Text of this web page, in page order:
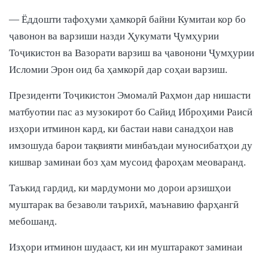
— Ёддошти тафоҳуми ҳамкорӣ байни Кумитаи кор бо
ҷавонон ва варзиши назди Ҳукумати Ҷумҳурии
Тоҷикистон ва Вазорати варзиш ва ҷавонони Ҷумҳурии
Исломии Эрон оид ба ҳамкорӣ дар соҳаи варзиш.
Президенти Тоҷикистон Эмомалӣ Раҳмон дар нишасти
матбуотии пас аз музокирот бо Сайид Иброҳими Раисӣ
изҳори итминон кард, ки бастаи нави санадҳои нав
имзошуда барои тақвияти минбаъдаи муносибатҳои ду
кишвар заминаи боз ҳам мусоид фароҳам меоваранд.
Таъкид гардид, ки мардумони мо дорои арзишҳои
муштарак ва безаволи таърихӣ, маънавию фарҳангӣ
мебошанд.
Изҳори итминон шудааст, ки ин муштаракот заминаи